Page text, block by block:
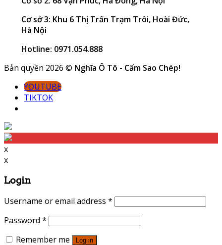
Cơ sở 3: Khu 6 Thị Trấn Trạm Trôi, Hoài Đức,
Hà Nội
Hotline: 0971.054.888
Bản quyền 2026 © Nghĩa Ô Tô - Cấm Sao Chép!
YOUTUBE
TIKTOK
x
x
Login
Username or email address *
Password *
Remember me
Log in